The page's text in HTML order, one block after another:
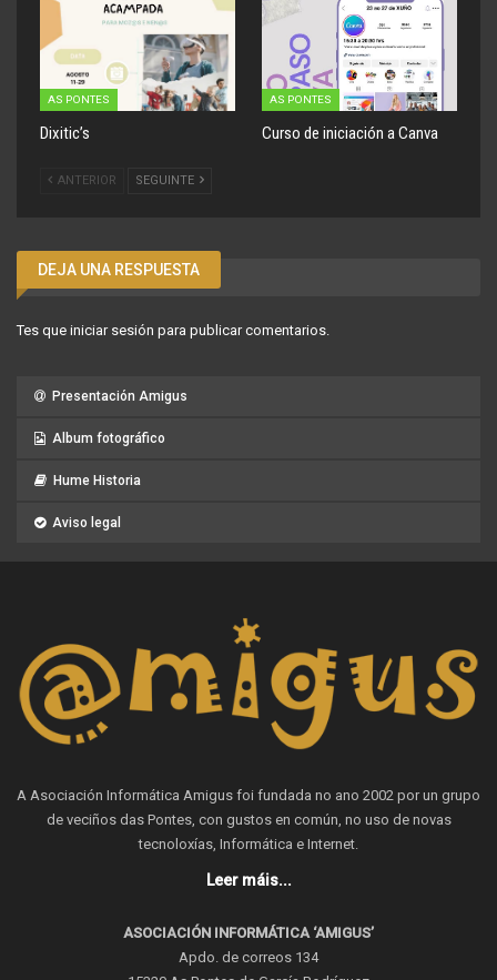
AS PONTES
Dixitic’s
AS PONTES
Curso de iniciación a Canva
ANTERIOR SEGUINTE
DEJA UNA RESPUESTA
Tes que iniciar sesión para publicar comentarios.
Presentación Amigus
Album fotográfico
Hume Historia
Aviso legal
A Asociación Informática Amigus foi fundada no ano 2002 por un grupo
de veciños das Pontes, con gustos en común, no uso de novas
tecnoloxías, Informática e Internet.
Leer máis...
ASOCIACIÓN INFORMÁTICA ‘AMIGUS’
Apdo. de correos 134